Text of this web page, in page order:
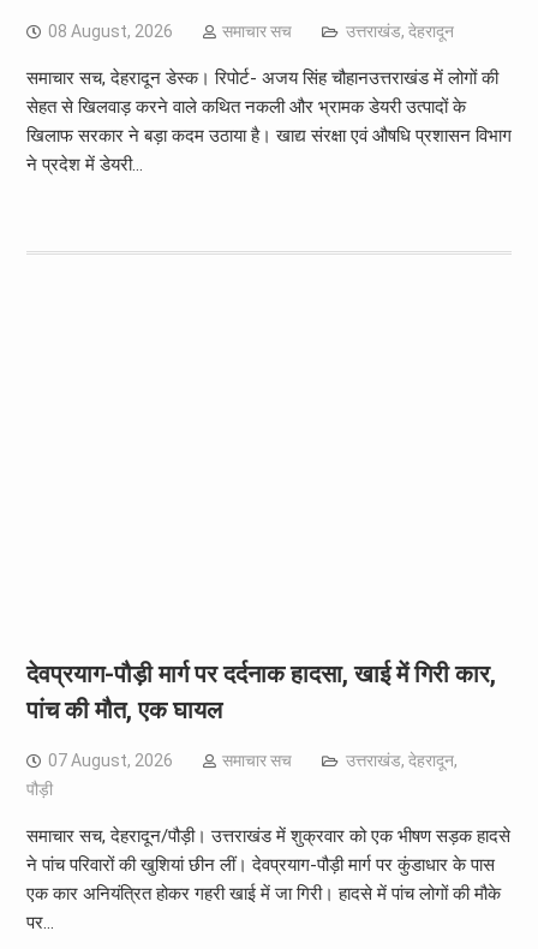
08 August, 2026 समाचार सच उत्तराखंड, देहरादून
समाचार सच, देहरादून डेस्क। रिपोर्ट- अजय सिंह चौहानउत्तराखंड में लोगों की
सेहत से खिलवाड़ करने वाले कथित नकली और भ्रामक डेयरी उत्पादों के
खिलाफ सरकार ने बड़ा कदम उठाया है। खाद्य संरक्षा एवं औषधि प्रशासन विभाग
ने प्रदेश में डेयरी…
देवप्रयाग-पौड़ी मार्ग पर दर्दनाक हादसा, खाई में गिरी कार,
पांच की मौत, एक घायल
07 August, 2026 समाचार सच उत्तराखंड, देहरादून,
पौड़ी
समाचार सच, देहरादून/पौड़ी। उत्तराखंड में शुक्रवार को एक भीषण सड़क हादसे
ने पांच परिवारों की खुशियां छीन लीं। देवप्रयाग-पौड़ी मार्ग पर कुंडाधार के पास
एक कार अनियंत्रित होकर गहरी खाई में जा गिरी। हादसे में पांच लोगों की मौके
पर…